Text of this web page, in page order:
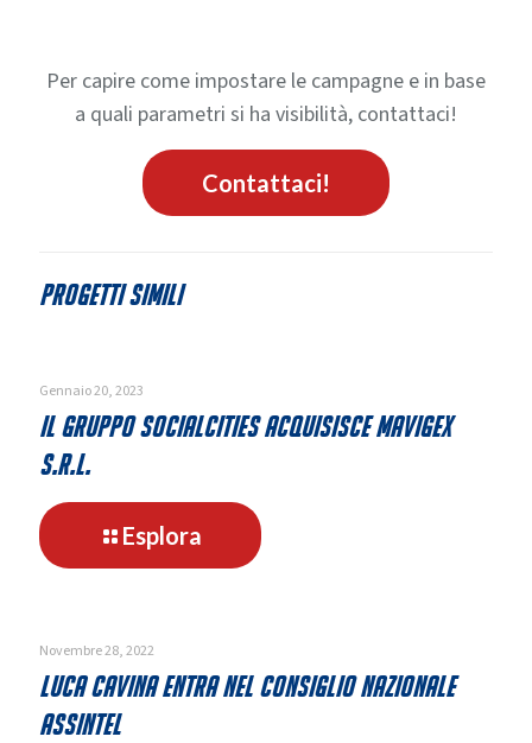
Per capire come impostare le campagne e in base
a quali parametri si ha visibilità, contattaci!
Contattaci!
Progetti simili
Gennaio 20, 2023
Il gruppo SocialCities acquisisce Mavigex
s.r.l.
Esplora
Il
Mavigex
s.r.l.
Novembre 28, 2022
Luca Cavina entra nel consiglio nazionale
Assintel